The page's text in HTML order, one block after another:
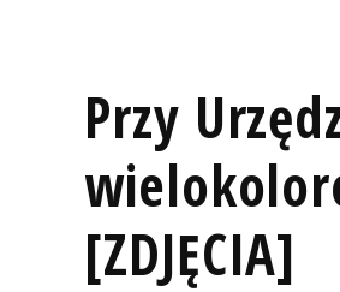
Przy
[ZDJĘCIA]